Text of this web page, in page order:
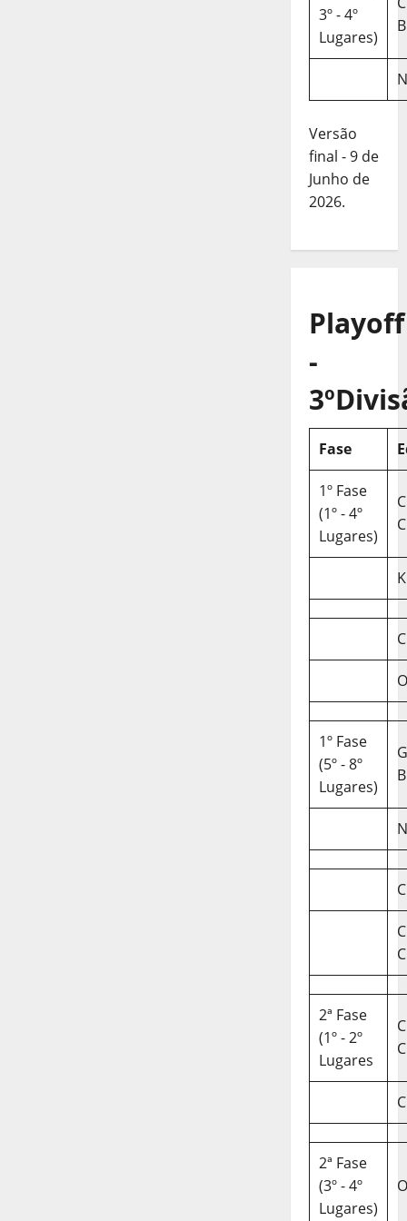
3º - 4º
Lugares)
B
Versão
final - 9 de
Junho de
2026.
Playoff
-
Fase
1º Fase
(1º - 4º
Lugares)
C
1º Fase
(5º - 8º
Lugares)
B
C
2ª Fase
(1º - 2º
Lugares
C
2ª Fase
(3º - 4º
Lugares)